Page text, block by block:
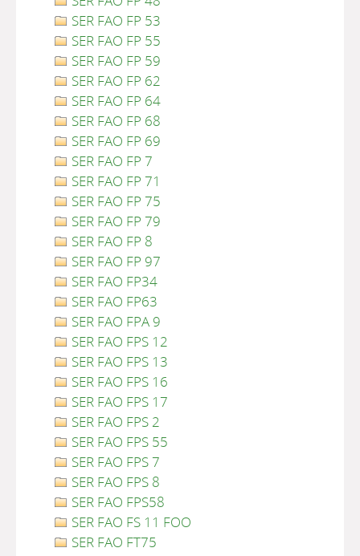
SER FAO FP 53
SER FAO FP 55
SER FAO FP 59
SER FAO FP 62
SER FAO FP 64
SER FAO FP 68
SER FAO FP 69
SER FAO FP 7
SER FAO FP 71
SER FAO FP 75
SER FAO FP 79
SER FAO FP 8
SER FAO FP 97
SER FAO FP34
SER FAO FP63
SER FAO FPA 9
SER FAO FPS 12
SER FAO FPS 13
SER FAO FPS 16
SER FAO FPS 17
SER FAO FPS 2
SER FAO FPS 55
SER FAO FPS 7
SER FAO FPS 8
SER FAO FPS58
SER FAO FS 11 FOO
SER FAO FT75